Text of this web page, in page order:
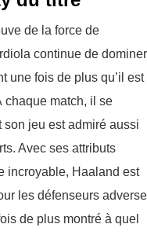
de la force de
continue de
une fois de plus qu’il est
chaque match, il se
jeu est admiré aussi
Avec ses attributs
incroyable, Haaland est
les défenseurs
de plus montré à quel